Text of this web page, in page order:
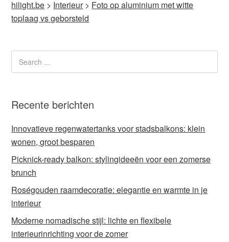
hilight.be > Interieur> Foto op aluminium met witte
toplaag vs geborsteld
Recente berichten
Innovatieve regenwatertanks voor stadsbalkons: klein
wonen, groot besparen
Picknick-ready balkon: stylingideeën voor een zomerse
brunch
Roségouden raamdecoratie: elegantie en warmte in je
interieur
Moderne nomadische stijl: lichte en flexibele
interieurinrichting voor de zomer